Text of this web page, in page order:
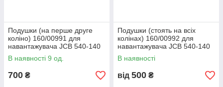
Подушки (на перше друге
коліно) 160/00991 для
навантажувача JCB 540-140
В наявності 9 од.
700 ₴
Подушки (стоять на всіх
колінах) 160/00992 для
навантажувача JCB 540-140
В наявності
від 500 ₴